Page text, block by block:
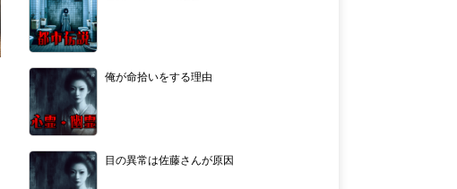
俺が命拾いをする理由
目の異常は佐藤さんが原因